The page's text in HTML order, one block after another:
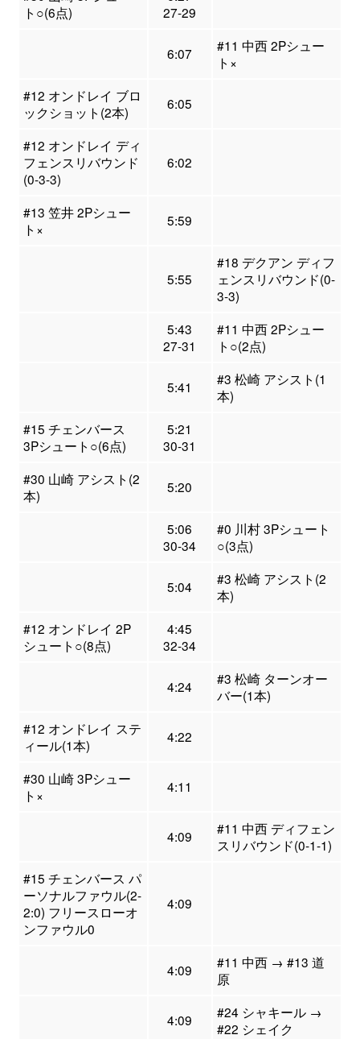
ト○(6点)
27-29
6:07
#11 中西 2Pシュー
ト×
#12 オンドレイ ブロ
ックショット(2本)
6:05
#12 オンドレイ ディ
フェンスリバウンド
(0-3-3)
6:02
#13 笠井 2Pシュー
ト×
5:59
5:55
#18 デクアン ディフ
ェンスリバウンド(0-
3-3)
5:43
27-31
#11 中西 2Pシュー
ト○(2点)
5:41
#3 松崎 アシスト(1
本)
#15 チェンバース
3Pシュート○(6点)
5:21
30-31
#30 山崎 アシスト(2
本)
5:20
5:06
30-34
#0 川村 3Pシュート
○(3点)
5:04
#3 松崎 アシスト(2
本)
#12 オンドレイ 2P
シュート○(8点)
4:45
32-34
4:24
#3 松崎 ターンオー
バー(1本)
#12 オンドレイ ステ
ィール(1本)
4:22
#30 山崎 3Pシュー
ト×
4:11
4:09
#11 中西 ディフェン
スリバウンド(0-1-1)
#15 チェンバース パ
ーソナルファウル(2-
2:0) フリースローオ
ンファウル0
4:09
4:09
#11 中西 → #13 道
原
4:09
#24 シャキール →
#22 シェイク